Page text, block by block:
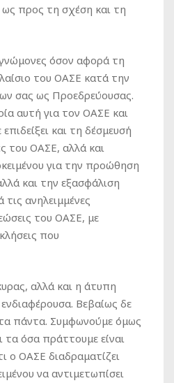
προς τη σχέση και τη
όσον αφορά τη
του ΟΑΣΕ κατά την
σας ως Προεδρεύουσας.
αυτή για τον ΟΑΣΕ και
και τη δέσμευσή
του ΟΑΣΕ, αλλά και
για την προώθηση
και την εξασφάλιση
ανηλειμμένες
του ΟΑΣΕ, με
που
αλλά και η άτυπη
Βεβαίως δε
πάντα. Συμφωνούμε όμως
τα όσα πράττουμε είναι
ο ΟΑΣΕ διαδραματίζει
να αντιμετωπίσει